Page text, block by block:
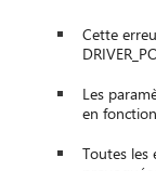
Cette
Les
en
Toutes